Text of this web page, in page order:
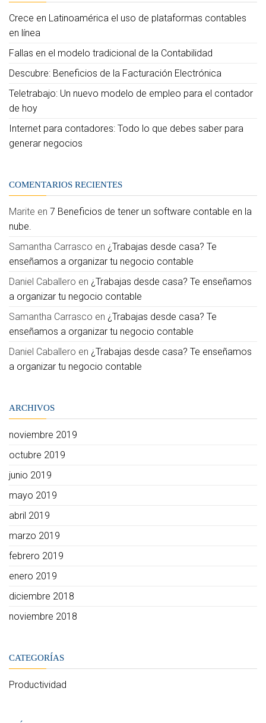
Crece en Latinoamérica el uso de plataformas contables
en línea
Fallas en el modelo tradicional de la Contabilidad
Descubre: Beneficios de la Facturación Electrónica
Teletrabajo: Un nuevo modelo de empleo para el contador
de hoy
Internet para contadores: Todo lo que debes saber para
generar negocios
COMENTARIOS RECIENTES
Marite en 7 Beneficios de tener un software contable en la
nube.
Samantha Carrasco en ¿Trabajas desde casa? Te
enseñamos a organizar tu negocio contable
Daniel Caballero en ¿Trabajas desde casa? Te enseñamos
a organizar tu negocio contable
Samantha Carrasco en ¿Trabajas desde casa? Te
enseñamos a organizar tu negocio contable
Daniel Caballero en ¿Trabajas desde casa? Te enseñamos
a organizar tu negocio contable
ARCHIVOS
noviembre 2019
octubre 2019
junio 2019
mayo 2019
abril 2019
marzo 2019
febrero 2019
enero 2019
diciembre 2018
noviembre 2018
CATEGORÍAS
Productividad